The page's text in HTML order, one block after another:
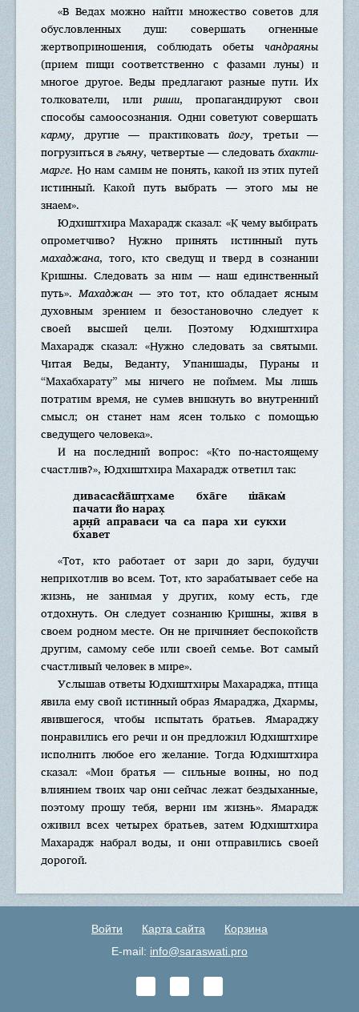
«В Ведах можно найти множество советов для
обусловленных душ: совершать огненные
жертвоприношения, соблюдать обеты чандраяны
(прием пищи соответственно с фазами луны) и
многое другое. Веды предлагают разные пути. Их
толкователи, или риши, пропагандируют свои
способы самоосознания. Одни советуют совершать
карму, другие — практиковать йогу, третьи —
погрузиться вгьяну, четвертые — следоватьбхакти-
марге. Но нам самим не понять, какой из этих путей
истинный. Какой путь выбрать — этого мы не
знаем».
Юдхиштхира Махарадж сказал: «К чему выбирать
опрометчиво? Нужно принять истинный путь
махаджана, того, кто сведущ и тверд в сознании
Кришны. Следовать за ним — наш единственный
путь».Махаджан— это тот, кто обладает ясным
духовным зрением и безостановочно следует к
своей высшей цели. Поэтому Юдхиштхира
Махарадж сказал: «Нужно следовать за святыми.
Читая Веды, Веданту, Упанишады, Пураны и
“Махабхарату” мы ничего не поймем. Мы лишь
потратим время, не сумев вникнуть во внутренний
смысл; он станет нам ясен только с помощью
сведущего человека».
И на последний вопрос: «Кто по-настоящему
счастлив?», Юдхиштхира Махарадж ответил так:
дивасасйа̄шт̣хаме бха̄ге ш̇а̄кам̇
пачати йо нарах̣
ар̣н̣ӣ аправаси ча са пара хи сукхи
бхавет
«Тот, кто работает от зари до зари, будучи
неприхотлив во всем. Тот, кто зарабатывает себе на
жизнь, не занимая у других, кому есть, где
отдохнуть. Он следует сознанию Кришны, живя в
своем родном месте. Он не причиняет беспокойств
другим, самому себе или своей семье. Вот самый
счастливый человек в мире».
Услышав ответы Юдхиштхиры Махараджа, птица
явила ему свой истинный образ Ямараджа, Дхармы,
явившегося, чтобы испытать братьев. Ямараджу
понравились его речи и он предложил Юдхиштхире
исполнить любое его желание. Тогда Юдхиштхира
сказал: «Мои братья — сильные воины, но под
влиянием твоих чар они сейчас лежат бездыханные,
поэтому прошу тебя, верни им жизнь». Ямарадж
оживил всех четырех братьев, затем Юдхиштхира
Махарадж набрал воды, и они отправились своей
дорогой.
Войти Карта сайта
Корзина
E-mail: info@saraswati.pro